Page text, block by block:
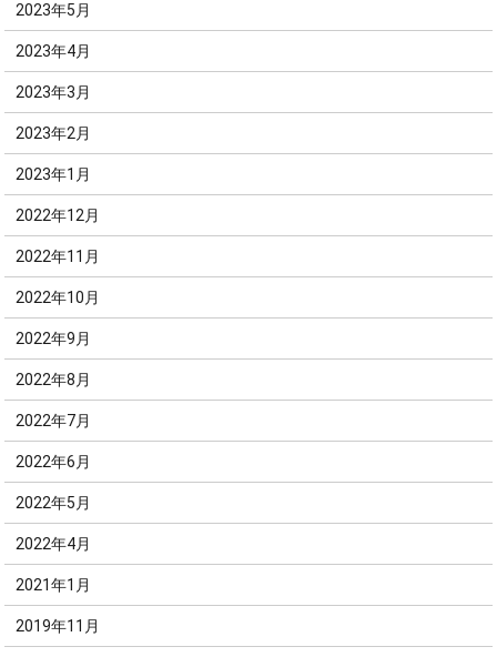
2023年5月
2023年4月
2023年3月
2023年2月
2023年1月
2022年12月
2022年11月
2022年10月
2022年9月
2022年8月
2022年7月
2022年6月
2022年5月
2022年4月
2021年1月
2019年11月